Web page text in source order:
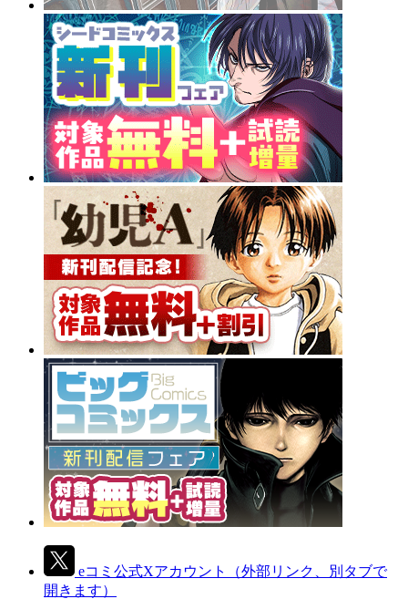
eコミ公式Xアカウント
（外部リンク、別タブで
開きます）